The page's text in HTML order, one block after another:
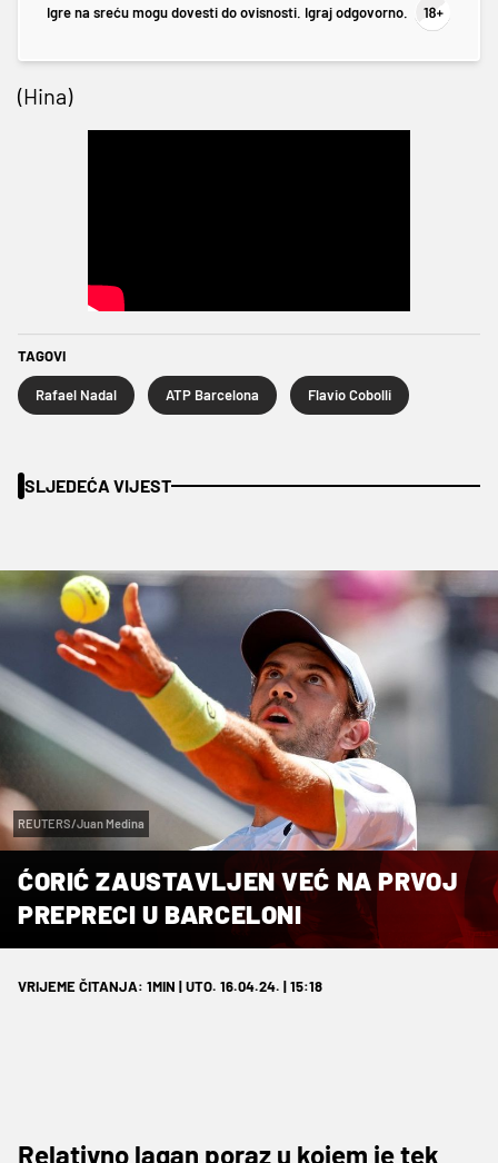
Igre na sreću mogu dovesti do ovisnosti. Igraj odgovorno.
(Hina)
TAGOVI
Rafael Nadal ATP Barcelona Flavio Cobolli
SLJEDEĆA VIJEST
REUTERS/Juan Medina
ĆORIĆ ZAUSTAVLJEN VEĆ NA PRVOJ
PREPRECI U BARCELONI
VRIJEME ČITANJA: 1MIN | UTO. 16.04.24. | 15:18
Relativno lagan poraz u kojem je tek